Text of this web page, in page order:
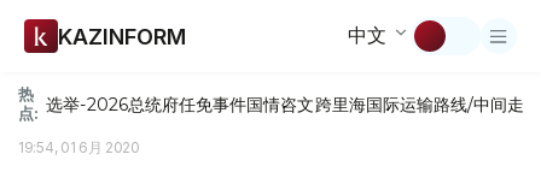
KAZINFORM 中文
热
点: 选举-2026总统府任免事件国情咨文跨里海国际运输路线/中间走廊
19:54, 01 6月 2020